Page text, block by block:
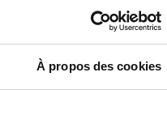
À propos des cookies